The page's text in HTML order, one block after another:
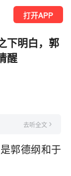
打开APP
下明白，郭
醒
去听全文
郭德纲和于